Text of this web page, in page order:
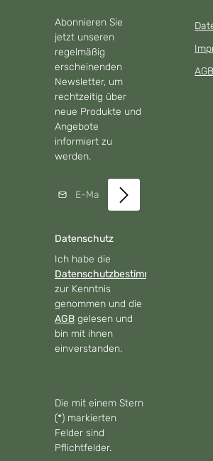
Abonnieren Sie
jetzt unseren
regelmäßig
erscheinenden
Newsletter, um
rechtzeitig über
neue Produkte und
Angebote
informiert zu
werden.
E-Mail-Adresse*
Datenschutz
Ich habe die
Datenschutzbestimmungen
zur Kenntnis
genommen und die
AGBgelesen und
bin mit ihnen
einverstanden.
Die mit einem Stern
(*) markierten
Felder sind
Pflichtfelder.
AGB